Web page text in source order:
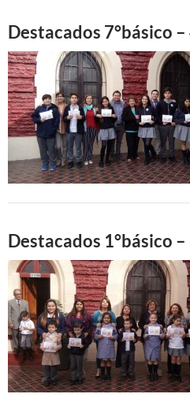
Destacados 7°básico
Destacados 1°básico –